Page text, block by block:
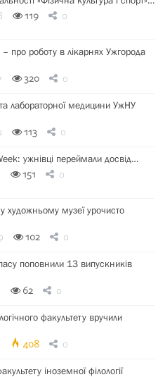
119 0
про роботу в лікарнях Ужгорода
320 0
та лабораторної медицини УжНУ
113 0
ужнівці переймали досвід…
151 0
художньому музеї урочисто
102 0
поповнили 13 випускників
62 0
факультету вручили
408 0
іноземної філології